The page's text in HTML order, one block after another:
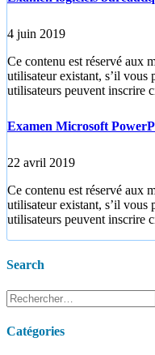
4 juin 2019
Ce contenu est réservé aux
utilisateur existant, s’il vous
utilisateurs peuvent inscrire
Examen Microsoft
22 avril 2019
Ce contenu est réservé aux
utilisateur existant, s’il vous
utilisateurs peuvent inscrire
Search
Rechercher :
Catégories